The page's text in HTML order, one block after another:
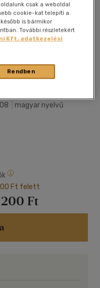
magyar nyelvű
Ft felett
200 Ft
csak a weboldal
cookie-kat telepíti a
is bármikor
További részletekért
Kft. adatkezelési
Rendben